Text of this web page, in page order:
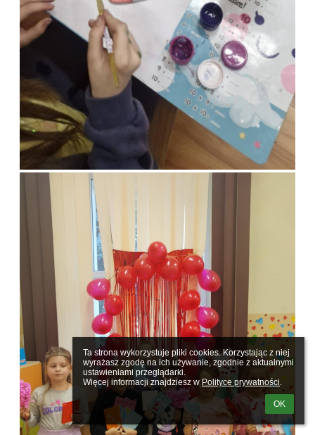
Ta strona wykorzystuje pliki cookies. Korzystając z niej
wyrażasz zgodę na ich używanie, zgodnie z aktualnymi
ustawieniami przeglądarki.
Więcej informacji znajdziesz w Polityce prywatności.
OK